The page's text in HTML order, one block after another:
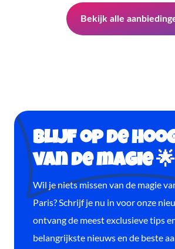
Bekijk alle
Blijf op de
van de magie 🌟
Wil je niets missen van de magie
Paris? Schrijf je nu in voor onze
ontvang de meest exclusieve tips
belangrijkste nieuws en de beste